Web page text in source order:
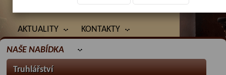
AKTUALITY KONTAKTY
NAŠE NABÍDKA
Truhlářství